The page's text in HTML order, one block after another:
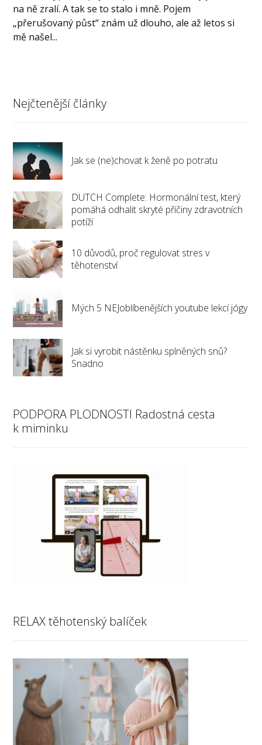
na ně zralí. A tak se to stalo i mně. Pojem
„přerušovaný půst“ znám už dlouho, ale až letos si
mě našel...
Nejčtenější články
Jak se (ne)chovat k ženě po potratu
DUTCH Complete: Hormonální test, který
pomáhá odhalit skryté příčiny zdravotních
potíží
10 důvodů, proč regulovat stres v
těhotenství
Mých 5 NEJoblíbenějších youtube lekcí jógy
Jak si vyrobit nástěnku splněných snů?
Snadno
PODPORA PLODNOSTI Radostná cesta
k miminku
RELAX těhotenský balíček